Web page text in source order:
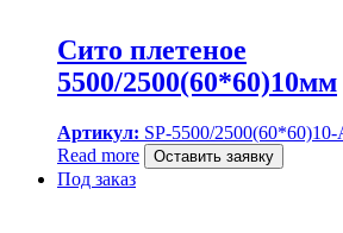
Сито плетеное
5500/2500(60*60)10мм
Артикул: SP-5500/
Read more
Оставить заявку
Под заказ